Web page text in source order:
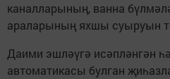
каналларының, ванна
араларының яхшы суыруын
Даими эшләүгә исәпләнгән
автоматикасы булган